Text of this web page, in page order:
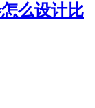
么设计比